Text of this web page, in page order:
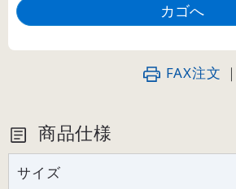
FAX注文 ｜
商品仕様
サイズ